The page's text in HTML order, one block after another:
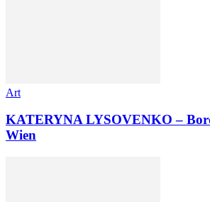
Art
KATERYNA LYSOVENKO –
Wien